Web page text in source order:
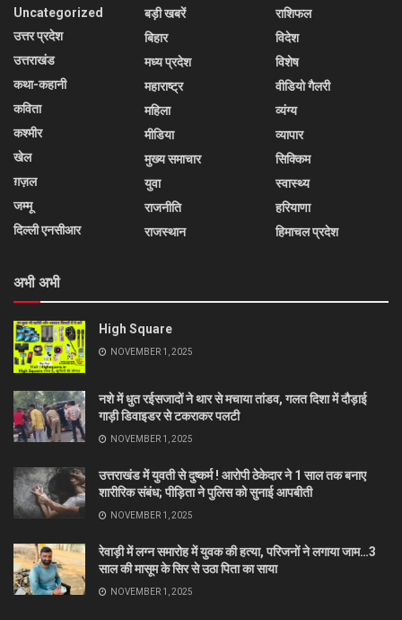
Uncategorized
उत्तर प्रदेश
उत्तराखंड
कथा-कहानी
कविता
कश्मीर
खेल
ग़ज़ल
जम्मू
दिल्ली एनसीआर
बड़ी खबरें
बिहार
मध्य प्रदेश
महाराष्ट्र
महिला
मीडिया
मुख्य समाचार
युवा
राजनीति
राजस्थान
राशिफल
विदेश
विशेष
वीडियो गैलरी
व्यंग्य
व्यापार
सिक्किम
स्वास्थ्य
हरियाणा
हिमाचल प्रदेश
अभी अभी
High Square
NOVEMBER 1, 2025
नशे में धुत रईसजादों ने थार से मचाया तांडव, गलत दिशा में दौड़ाई
गाड़ी डिवाइडर से टकराकर पलटी
NOVEMBER 1, 2025
उत्तराखंड में युवती से दुष्कर्म ! आरोपी ठेकेदार ने 1 साल तक बनाए
शारीरिक संबंध; पीड़िता ने पुलिस को सुनाई आपबीती
NOVEMBER 1, 2025
रेवाड़ी में लग्न समारोह में युवक की हत्या, परिजनों ने लगाया जाम…3
साल की मासूम के सिर से उठा पिता का साया
NOVEMBER 1, 2025